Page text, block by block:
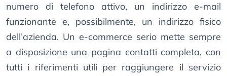
numero di telefono attivo, un indirizzo e-mail
funzionante e, possibilmente, un indirizzo fisico
dell’azienda. Un e-commerce serio mette sempre
a disposizione una pagina contatti completa, con
tutti i riferimenti utili per raggiungere il servizio